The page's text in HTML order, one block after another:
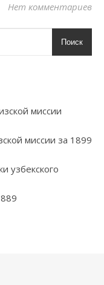
Нет комментариев
Поиск
миссии
миссии за 1899
узбекского